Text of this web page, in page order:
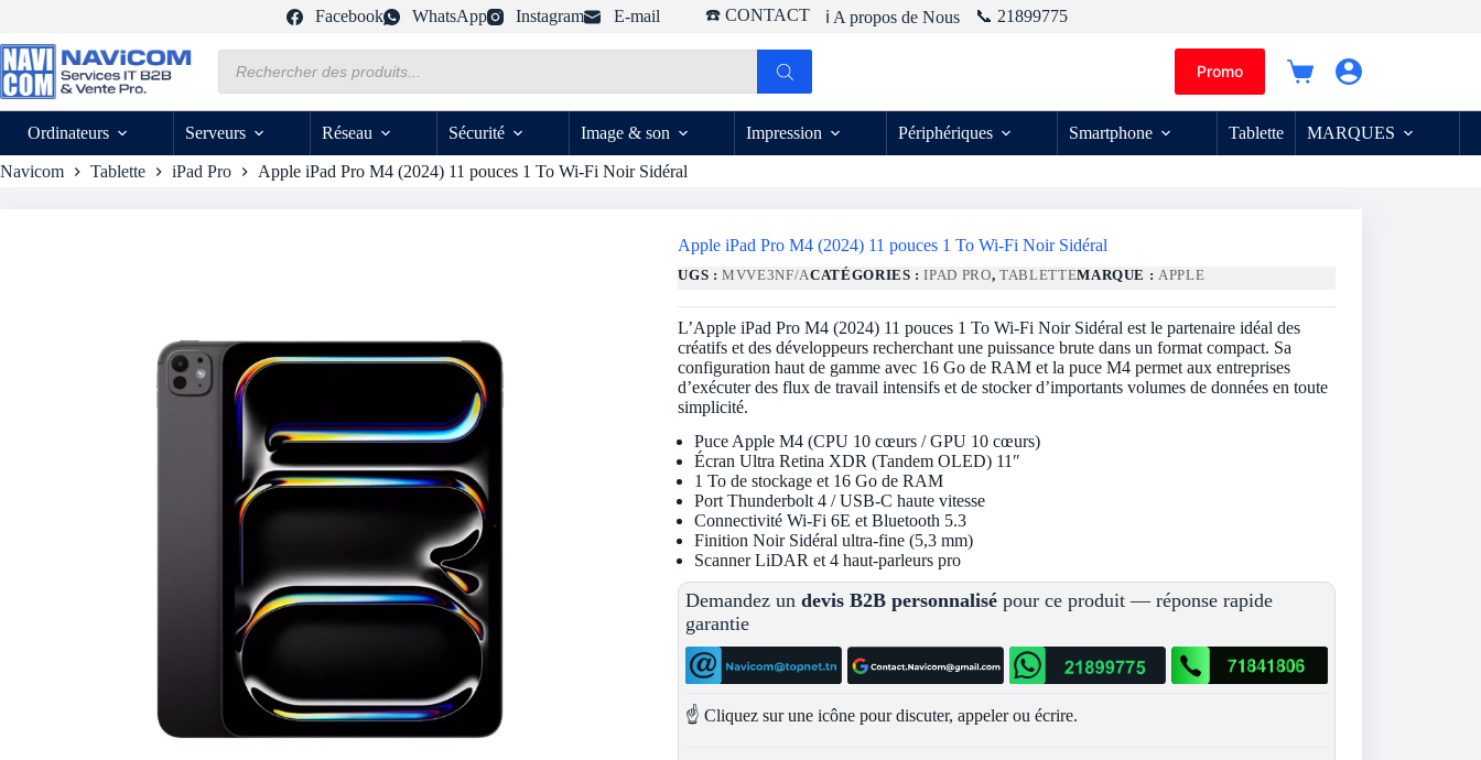
contenu
Facebook WhatsApp Instagram E-mail ☎️ CONTACT ℹ️ A propos de Nous 📞 21899775
produits
Promo
Panier
Ordinateurs
Serveurs Réseau Sécurité Image & son Impression Périphériques Smartphone Tablette MARQUES
Navicom Tablette iPad Pro Apple iPad Pro M4 (2024) 11 pouces 1 To Wi-Fi Noir Sidéral
Apple iPad Pro M4 (2024) 11 pouces 1 To Wi-Fi Noir Sidéral
UGS :MVVE3NF/ACATÉGORIES :IPAD PRO, TABLETTEMARQUE :APPLE
L’Apple iPad Pro M4 (2024) 11 pouces 1 To Wi-Fi Noir Sidéral est le partenaire idéal des
créatifs et des développeurs recherchant une puissance brute dans un format compact. Sa
configuration haut de gamme avec 16 Go de RAM et la puce M4 permet aux entreprises
d’exécuter des flux de travail intensifs et de stocker d’importants volumes de données en toute
simplicité.
Puce Apple M4 (CPU 10 cœurs / GPU 10 cœurs)
Écran Ultra Retina XDR (Tandem OLED) 11″
1 To de stockage et 16 Go de RAM
Port Thunderbolt 4 / USB-C haute vitesse
Connectivité Wi-Fi 6E et Bluetooth 5.3
Finition Noir Sidéral ultra-fine (5,3 mm)
Scanner LiDAR et 4 haut-parleurs pro
Demandez undevis B2B personnalisé pour ce produit — réponse rapide
garantie
☝️ Cliquez sur une icône pour discuter, appeler ou écrire.